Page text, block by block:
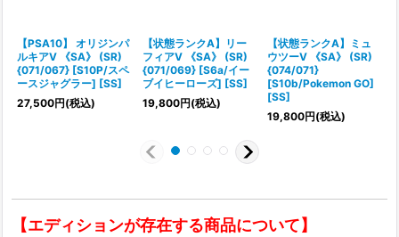
【PSA10】 オリジンパ
ルキアV 《SA》 (SR)
{071/067} [S10P/スペ
ースジャグラー] [SS]
27,500円(税込)
【状態ランクA】リー
フィアV 《SA》 (SR)
{071/069} [S6a/イー
ブイヒーローズ] [SS]
19,800円(税込)
【状態ランクA】ミュ
ウツーV 《SA》 (SR)
{074/071}
[S10b/Pokemon GO]
[SS]
19,800円(税込)
【エディションが存在する商品について】